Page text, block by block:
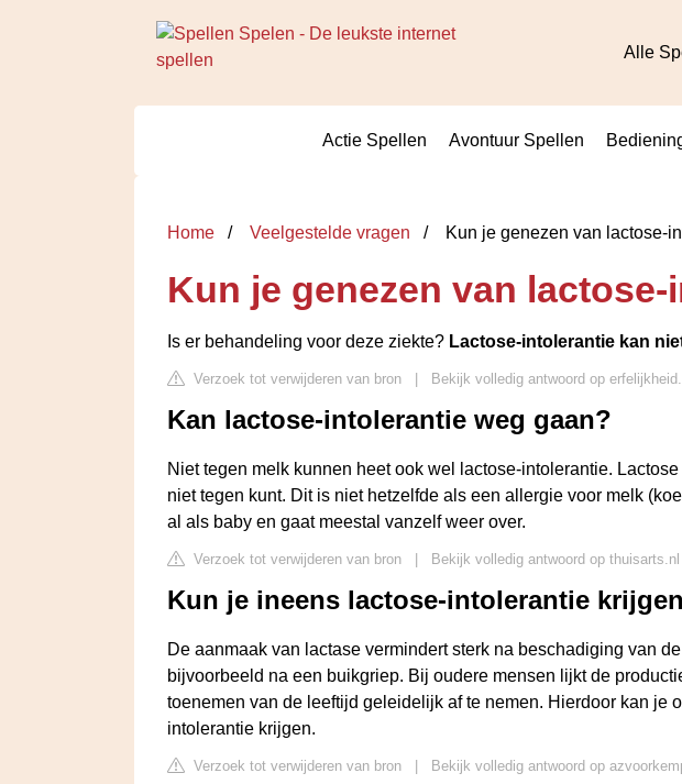
Alle
Actie Spellen Avontuur Spellen
Home Veelgestelde vragen Kun je genezen van lactose-
Kun je genezen van
Is er behandeling voor deze ziekte? Lactose-intolerantie kan
Verzoek tot verwijderen van bron Bekijk volledig antwoord op
Kan lactose-intolerantie weg gaan?
Niet tegen melk kunnen heet ook wel lactose-intolerantie.
niet tegen kunt. Dit is niet hetzelfde als een allergie voor melk
al als baby en gaat meestal vanzelf weer over.
Verzoek tot verwijderen van bron Bekijk volledig antwoord op thuisarts.nl
Kun je ineens lactose-intolerantie
De aanmaak van lactase vermindert sterk na beschadiging van
bijvoorbeeld na een buikgriep. Bij oudere mensen lijkt de
toenemen van de leeftijd geleidelijk af te nemen. Hierdoor kan je
intolerantie krijgen.
Verzoek tot verwijderen van bron Bekijk volledig antwoord op